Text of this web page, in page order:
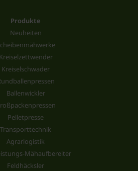
Produkte
Neuheiten
Kreiselzettwender
Kreiselschwader
Ballenwickler
Pelletpresse
Transporttechnik
Agrarlogistik
Mähaufbereiter
Feldhäcksler